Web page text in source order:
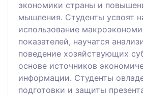
экономики страны и
мышления. Студенты усвоят
использование
показателей, научатся
поведение хозяйствующих
основе источников
информации. Студенты
подготовки и защиты